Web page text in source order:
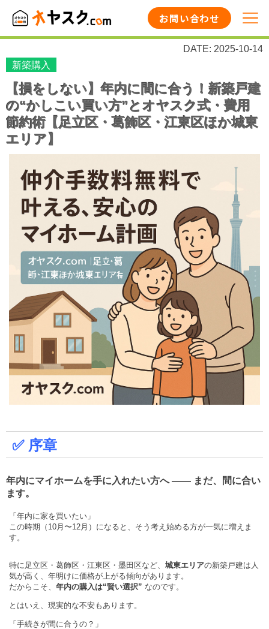
お問い合わせ
DATE: 2025-10-14
新築購入
【損をしない】年内に間に合う！新築戸建
の“かしこい買い方”とオヤスク式・費用
節約術【足立区・葛飾区・江東区ほか城東
エリア】
✅ 序章
年内にマイホームを手に入れたい方へ —— まだ、間に合い
ます。
「年内に家を買いたい」
この時期（10月〜12月）になると、そう考え始める方が一気に増えま
す。
特に足立区・葛飾区・江東区・墨田区など、 城東エリアの新築戸建は人
気が高く、年明けに価格が上がる傾向があります。
だからこそ、 年内の購入は“賢い選択” なのです。
とはいえ、現実的な不安もあります。
「手続きが間に合うの？」